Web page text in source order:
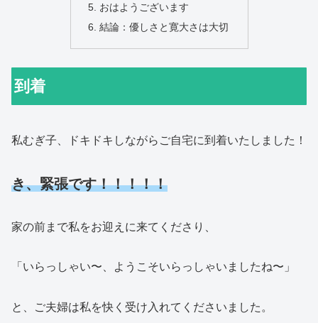
おはようございます
結論：優しさと寛大さは大切
到着
私むぎ子、ドキドキしながらご自宅に到着いたしました！
き、緊張です！！！！！
家の前まで私をお迎えに来てくださり、
「いらっしゃい〜、ようこそいらっしゃいましたね〜」
と、ご夫婦は私を快く受け入れてくださいました。